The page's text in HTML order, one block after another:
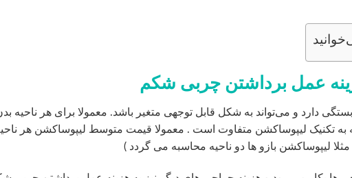
عمل برداشتن چربی شکم
دارد و می‌تواند به شکل قابل توجهی متغیر باشد. معمولا برای هر ناحیه
تکنیک لیپوساکشن متفاوت است . معمولا قیمت متوسط لیپوساکشن هر